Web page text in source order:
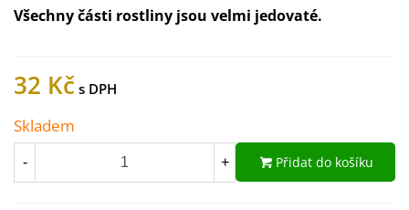
Všechny části rostliny jsou velmi jedovaté.
32 Kč
Skladem
- + Přidat do košíku